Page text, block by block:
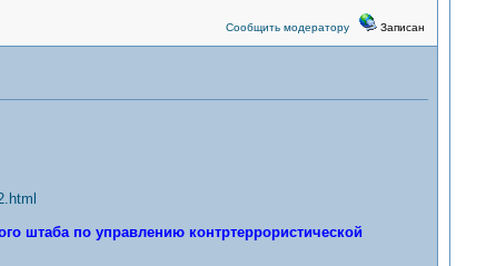
Сообщить модератору Записан
штаба по управлению контртеррористической